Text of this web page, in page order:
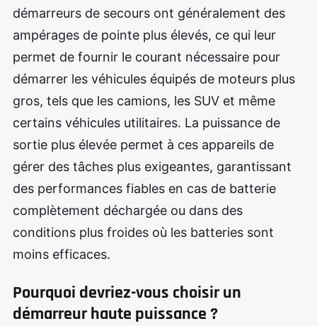
démarreurs de secours ont généralement des
ampérages de pointe plus élevés, ce qui leur
permet de fournir le courant nécessaire pour
démarrer les véhicules équipés de moteurs plus
gros, tels que les camions, les SUV et même
certains véhicules utilitaires. La puissance de
sortie plus élevée permet à ces appareils de
gérer des tâches plus exigeantes, garantissant
des performances fiables en cas de batterie
complètement déchargée ou dans des
conditions plus froides où les batteries sont
moins efficaces.
Pourquoi devriez-vous choisir un
démarreur haute puissance ?